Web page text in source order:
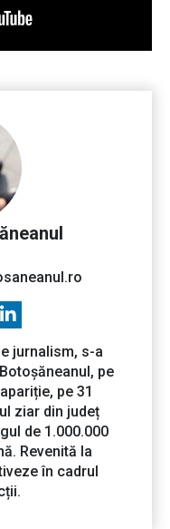
jurnalism, s-a
pe
pe 31
ziar din județ
de 1.000.000
Revenită la
în cadrul